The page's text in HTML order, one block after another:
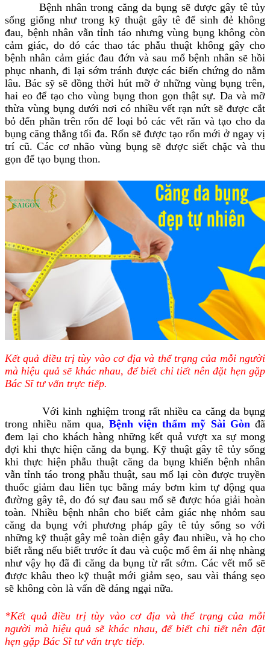
Bệnh nhân trong căng da bụng sẽ được gây tê tủy
sống giống như trong kỹ thuật gây tê để sinh đẻ không
đau, bệnh nhân vẫn tỉnh táo nhưng vùng bụng không còn
cảm giác, do đó các thao tác phẫu thuật không gây cho
bệnh nhân cảm giác đau đớn và sau mổ bệnh nhân sẽ hồi
phục nhanh, đi lại sớm tránh được các biến chứng do nằm
lâu. Bác sỹ sẽ đồng thời hút mỡ ở những vùng bụng trên,
hai eo để tạo cho vùng bụng thon gọn thật sự. Da và mỡ
thừa vùng bụng dưới nơi có nhiều vết rạn nứt sẽ được cắt
bỏ đến phần trên rốn để loại bỏ các vết răn và tạo cho da
bụng căng thẳng tối đa. Rốn sẽ được tạo rốn mới ở ngay vị
trí cũ. Các cơ nhão vùng bụng sẽ được siết chặc và thu
gọn để tạo bụng thon.
Kết quả điều trị tùy vào cơ địa và thể trạng của mỗi người
mà hiệu quả sẽ khác nhau, để biết chi tiết nên đặt hẹn gặp
Bác Sĩ tư vấn trực tiếp.
Với kinh nghiệm trong rất nhiều ca căng da bụng
trong nhiều năm qua, Bệnh viện thẩm mỹ Sài Gòn đã
đem lại cho khách hàng những kết quả vượt xa sự mong
đợi khi thực hiện căng da bụng. Kỹ thuật gây tê tủy sống
khi thực hiện phẫu thuật căng da bụng khiến bệnh nhân
vẫn tỉnh táo trong phẫu thuật, sau mổ lại còn được truyền
thuốc giảm đau liên tục bằng máy bơm kim tự động qua
đường gây tê, do đó sự đau sau mổ sẽ được hóa giải hoàn
toàn. Nhiều bệnh nhân cho biết cảm giác nhẹ nhỏm sau
căng da bụng với phương pháp gây tê tủy sống so với
những kỹ thuật gây mê toàn diện gây đau nhiều, và họ cho
biết rằng nếu biết trước ít đau và cuộc mổ êm ái nhẹ nhàng
như vậy họ đã đi căng da bụng từ rất sớm. Các vết mổ sẽ
được khâu theo kỹ thuật mới giảm sẹo, sau vài tháng sẹo
sẽ không còn là vấn đề đáng ngại nữa.
*Kết quả điều trị tùy vào cơ địa và thể trạng của mỗi
người mà hiệu quả sẽ khác nhau, để biết chi tiết nên đặt
hẹn gặp Bác Sĩ tư vấn trực tiếp.